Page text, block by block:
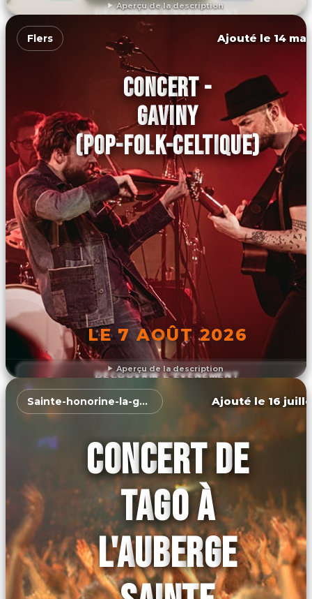
Aperçu de la description
DÉCOUVRIR L'ÉVÉNEMENT
Aperçu de la description
Flers Ajouté le 14
CONCERT -
GAVINY
(POP-FOLK-CELTIQUE)
LE 7 AOÛT 2026
DÉCOUVRIR L'ÉVÉNEMENT
Sainte-honorine-la-guillaume Ajouté le 16
CONCERT DE
TAGO À
L'AUBERGE